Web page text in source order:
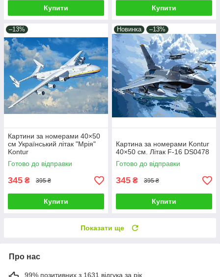
Купити Купити
–13%
Картини за номерами 40×50
см Український літак "Мрія"
Kontur
Готово до відправки
345 ₴ 395 ₴
Купити
Новинка –13%
Картина за номерами Kontur
40×50 см. Літак F-16 DS0478
Готово до відправки
345 ₴ 395 ₴
Купити
Показати ще
Про нас
99% позитивних з 1631 відгука за рік